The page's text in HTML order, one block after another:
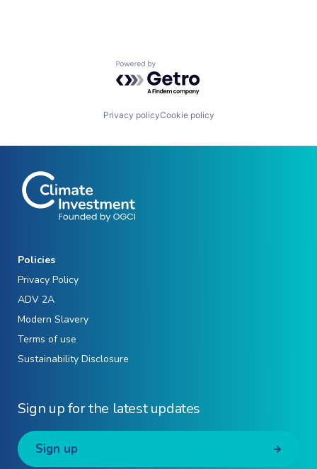
Powered by Getro.com
Privacy policyCookie policy
Sign up for the latest updates
Sign up
Policies
Privacy Policy
ADV 2A
Modern Slavery
Terms of use
Sustainability Disclosure